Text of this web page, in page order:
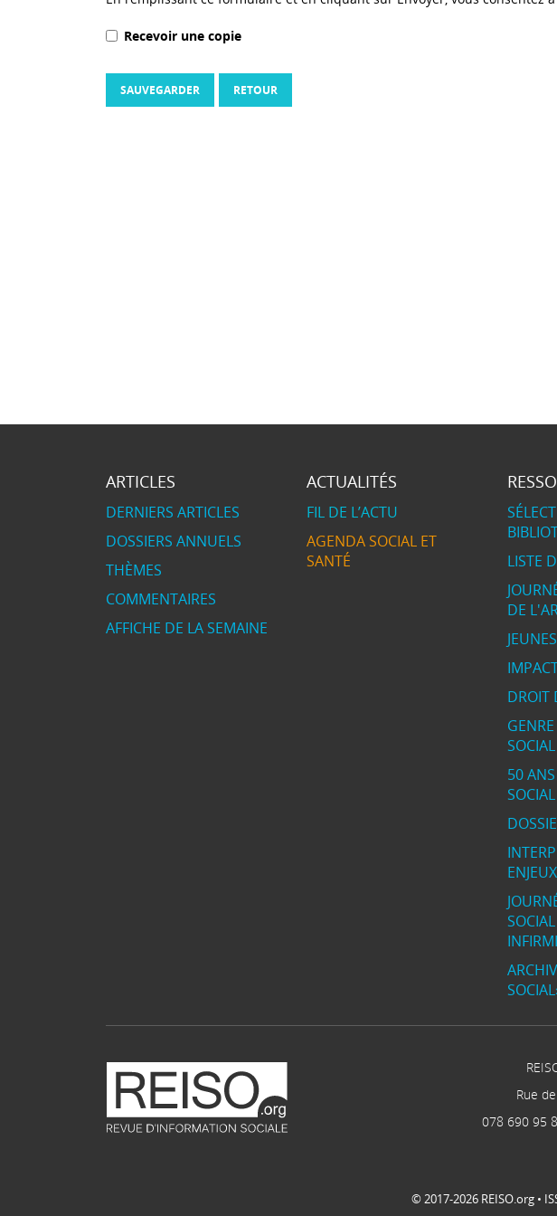
Recevoir une copie
SAUVEGARDER RETOUR
ARTICLES
DERNIERS ARTICLES
DOSSIERS ANNUELS
THÈMES
COMMENTAIRES
AFFICHE DE LA SEMAINE
ACTUALITÉS
FIL DE L’ACTU
AGENDA SOCIAL ET
SANTÉ
LISTE
DE
DROIT
SOCIAL
50
Rue
078 690 95
© 2017-2026 REISO.org •